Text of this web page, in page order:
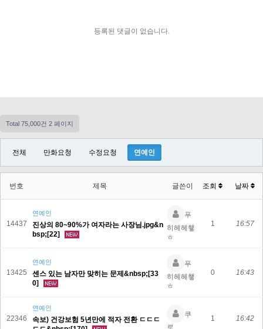
등록된 댓글이 없습니다.
Total 75,000건 2 페이지
전체 만화요청 수정요청 연예인
번호 제목 글쓴이 조회 날짜
14437
연예인
진상의 80~90%가 여자라는 사장님.jpg&n
bsp;[22]
푸
히헤헤햏
ㅎ
1 16:57
13425
연예인
센스 있는 남자만 맞히는 문제&nbsp;[33
0]
푸
히헤헤햏
ㅎ
0 16:43
22346
연예인
속보) 건강보험 5년만에 적자 전환 ㄷㄷㄷ
쿠
로
1 16:42